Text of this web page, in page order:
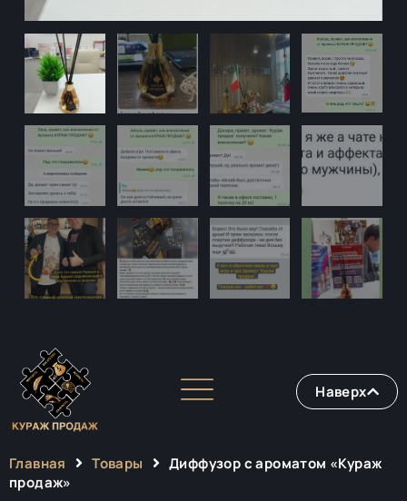
Наверх
Главная Товары
Диффузор с ароматом «Кураж
продаж»